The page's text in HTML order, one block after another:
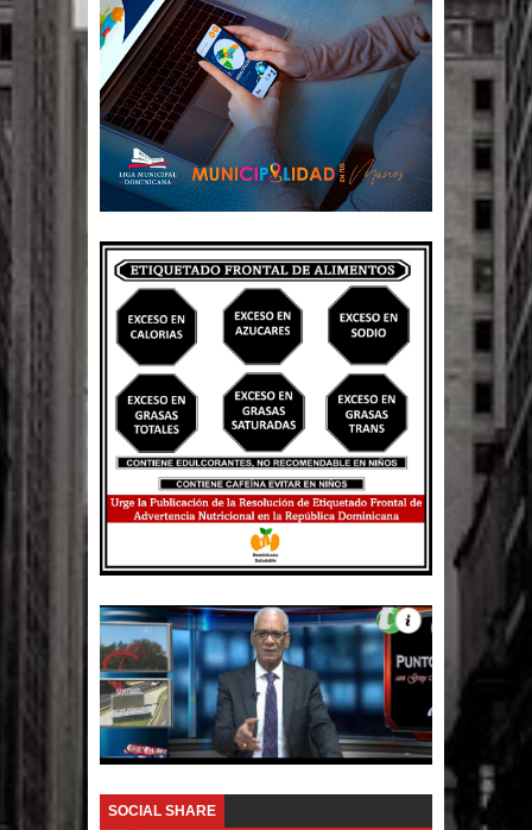
sobre horarios de venta de alcohol
vigente desde 2006 y exige ley del
Congreso
Presidente LMD Víctor D´Aza
reúne con alcalde San Cristóbal
Un lunes trágico deja seis jóvenes
muertos
Heridos y edificios colapsados tras
terremoto de magnitud 7,1 en Japón
Poder Ejecutivo promulga
modificaciones al nuevo Código Penal
Diputado Félix Michell Rodríguez
reveló que con Presupuesto
Complementario gobierno endeuda
SOCIAL SHARE